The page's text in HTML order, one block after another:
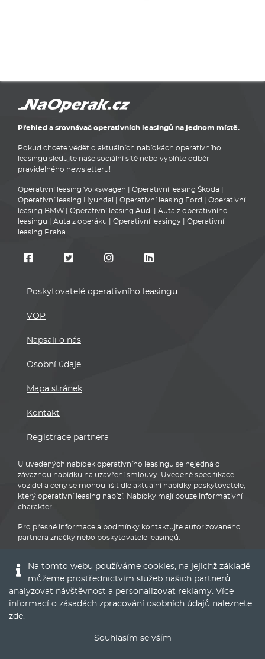
Přehled a srovnávač operativních leasingů na jednom místě.
Pokud chcete vědět o aktuálních nabídkách operativního
leasingu sledujte naše sociální sítě nebo vyplňte odběr
pravidelného newsletteru!
Operativní leasing Volkswagen Operativní leasing Škoda
Operativní leasing Hyundai
Operativní leasing Ford
Operativní
leasing BMW
Operativní leasing Audi
Auta z operativního
leasingu
Auta z operáku Operativní leasingy
Operativní
leasing Praha
Poskytovatelé operativního leasingu
VOP
Napsali o nás
Osobní údaje
Mapa stránek
Kontakt
Registrace partnera
U uvedených nabídek operativního leasingu se nejedná o
závaznou nabídku na uzavření smlouvy. Uvedené specifikace
vozidel a ceny se mohou lišit dle aktuální nabídky poskytovatele,
který operativní leasing nabízí. Nabídky mají pouze informativní
charakter.
Pro přesné informace a podmínky kontaktujte autorizovaného
partnera značky nebo poskytovatele leasingů.
Na tomto webu používáme cookies, na jejichž základě
můžeme prostřednictvím služeb našich partnerů
analyzovat návštěvnost a personalizovat reklamy. Více
informací o zásadách zpracování osobních údajů naleznete
zde.
Souhlasím se vším
Nejlepší nabídky operáku do Vašeho emailu